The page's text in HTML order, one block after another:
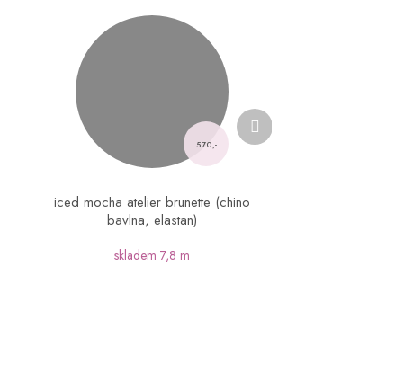
570,-
iced mocha atelier brunette (chino
bavlna, elastan)
skladem7,8 m
Další
produkt